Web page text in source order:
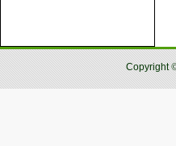
Copyright